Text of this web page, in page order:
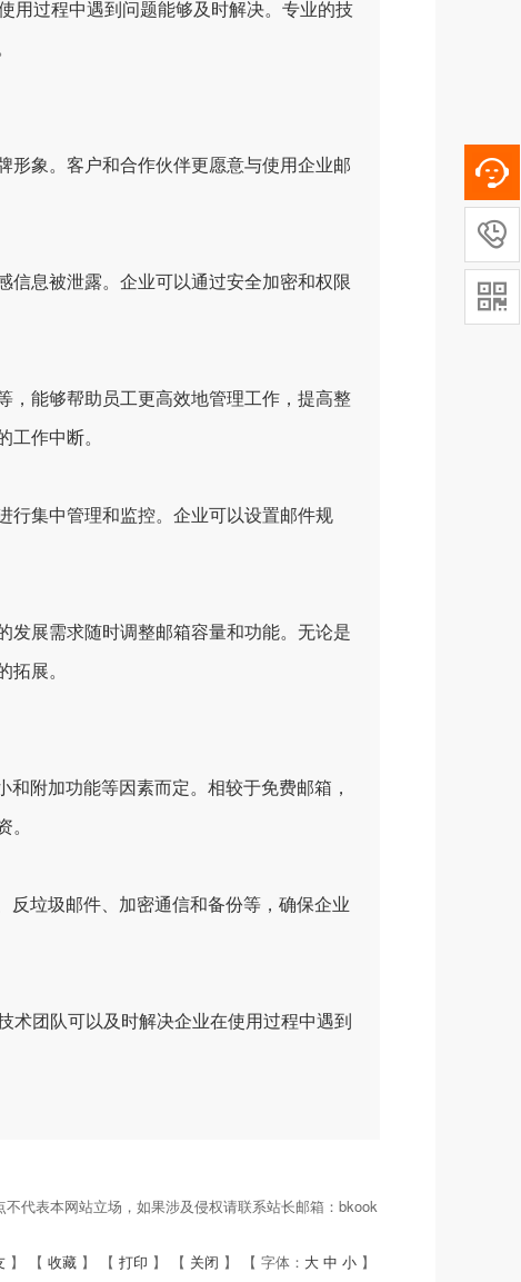
过程中遇到问题能够及时解决。专业的技
象。客户和合作伙伴更愿意与使用企业邮
息被泄露。企业可以通过安全加密和权限
能够帮助员工更高效地管理工作，提高整
作中断。
集中管理和监控。企业可以设置邮件规
展需求随时调整邮箱容量和功能。无论是
展。
附加功能等因素而定。相较于免费邮箱，
垃圾邮件、加密通信和备份等，确保企业
团队可以及时解决企业在使用过程中遇到
代表本网站立场，如果涉及侵权请联系站长邮箱：bkook
】 【 收藏 】 【 打印 】 【 关闭 】 【 字体： 大 中 小 】

